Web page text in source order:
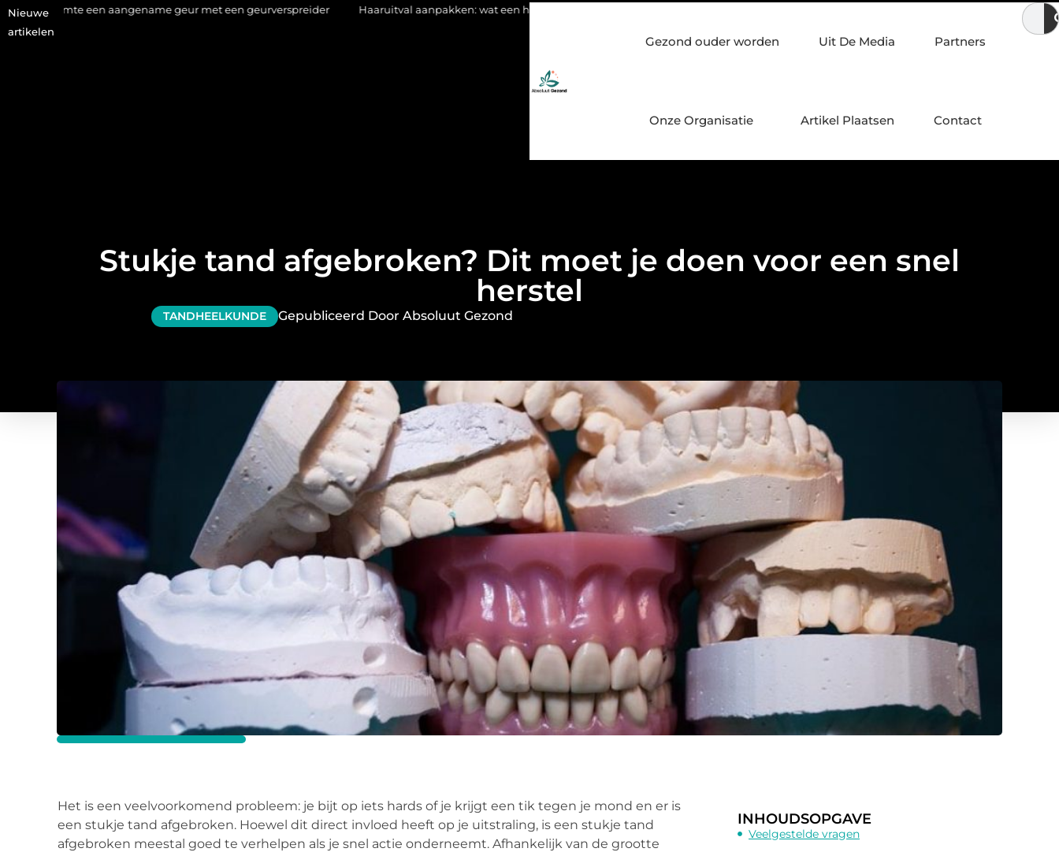
Nieuwe
artikelen
geur met een geurverspreider Haaruitval aanpakken: wat een haartransplantatie vandaag de dag kan betekenen Eikenhouten
Gezond ouder worden Uit De Media Partners
Onze Organisatie Artikel Plaatsen Contact
Stukje tand afgebroken? Dit moet je doen voor een snel
herstel
TANDHEELKUNDE Gepubliceerd Door Absoluut Gezond
Het is een veelvoorkomend probleem: je bijt op iets hards of je krijgt een tik tegen je mond en er is
een stukje tand afgebroken. Hoewel dit direct invloed heeft op je uitstraling, is een stukje tand
afgebroken meestal goed te verhelpen als je snel actie onderneemt. Afhankelijk van de grootte
INHOUDSOPGAVE
Veelgestelde vragen